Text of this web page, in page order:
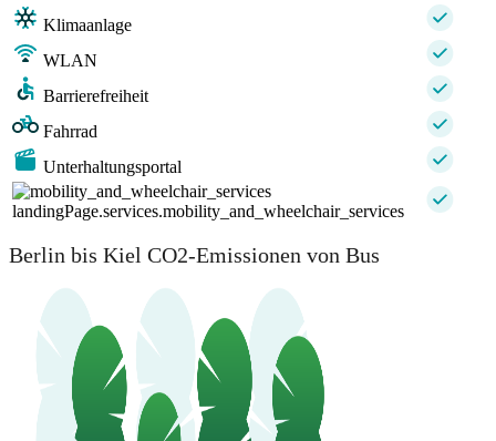
Klimaanlage
WLAN
Barrierefreiheit
Fahrrad
Unterhaltungsportal
landingPage.services.mobility_and_wheelchair_services
Berlin bis Kiel CO2-Emissionen von Bus